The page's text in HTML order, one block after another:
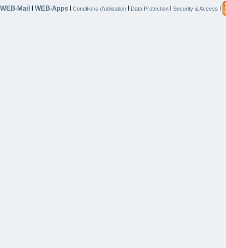
WEB-Mail | WEB-Apps | Conditions d’utilisation | Data Protection | Security & Access |